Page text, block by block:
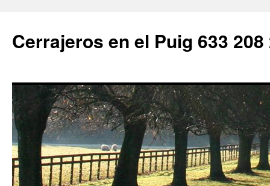
contenido
Cerrajeros en el Puig 633 208